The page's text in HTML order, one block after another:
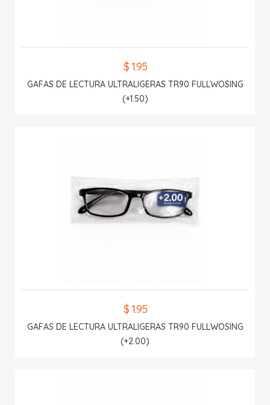
$ 1.95
GAFAS DE LECTURA ULTRALIGERAS TR90 FULLWOSING
(+1.50)
$ 1.95
GAFAS DE LECTURA ULTRALIGERAS TR90 FULLWOSING
(+2.00)